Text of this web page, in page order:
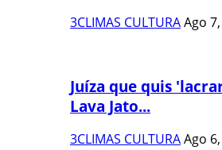
3CLIMAS CULTURAAgo
Juíza que quis
Lava Jato...
3CLIMAS CULTURAAgo